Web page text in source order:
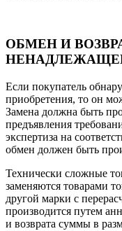
ОБМЕН И
Если покупатель
приобретения, то он
Замена должна быть
предъявления
экспертиза на
обмен должен быть
Технически сложные
заменяются товарами
другой марки с
производится путем
и возврата суммы в